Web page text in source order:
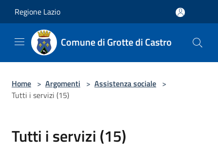
Regione Lazio
Comune di Grotte di Castro
Home > Argomenti > Assistenza sociale >
Tutti i servizi (15)
Tutti i servizi (15)